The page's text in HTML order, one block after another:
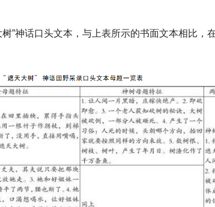
”神话口头文本，与上表所示的书面文本相比，